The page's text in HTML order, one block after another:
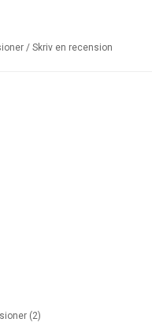
/ Skriv en recension
(2)